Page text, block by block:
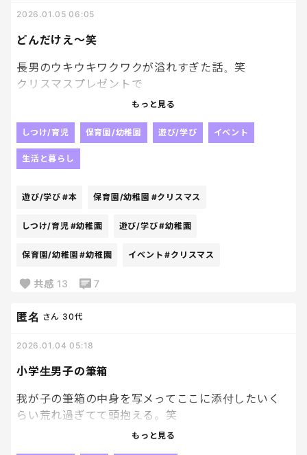
どんだけえ～笑
2026.01.05 06:05
長男のウキウキワクワクが溢れすぎた話。笑
クリスマスプレゼントで
「幼稚園📚」をお願いしていた長男。
しわしわになるほどすでに読み返してて
次のも絶対欲しい！！と言っていたなかで
お年玉おをもらったので
買った日は帰宅時間が遅かったから
翌日にやろう、を何とか納得してもらって
枕の下に幼稚園📚置いて就寝。笑
かーちゃん、もう朝？起きて良い？って起こされて
😂
ガバっ！と起きて走ってリビング行ってた笑
目覚めの良さにもびっくりだし
上手くできなくてワーワー騒いで
二度三度と私と旦那に怒られながら
それでも自分でやり切った！
もっと見る
しつけ/育児 保育園/幼稚園 遊び/学び イベント
生活と暮らし
遊び/学び #本 保育園/幼稚園 #クリスマス
しつけ/育児 #幼稚園 遊び/学び#幼稚園
保育園/幼稚園 #幼稚園 イベント #クリスマス
共感 13 7
小学生男子の筆箱
匿名 さん 30代
2026.01.04 05:18
我が子の筆箱の中身を写メってここに添付したいく
らい荒れ過ぎてて頭抱える。笑
もっと見る